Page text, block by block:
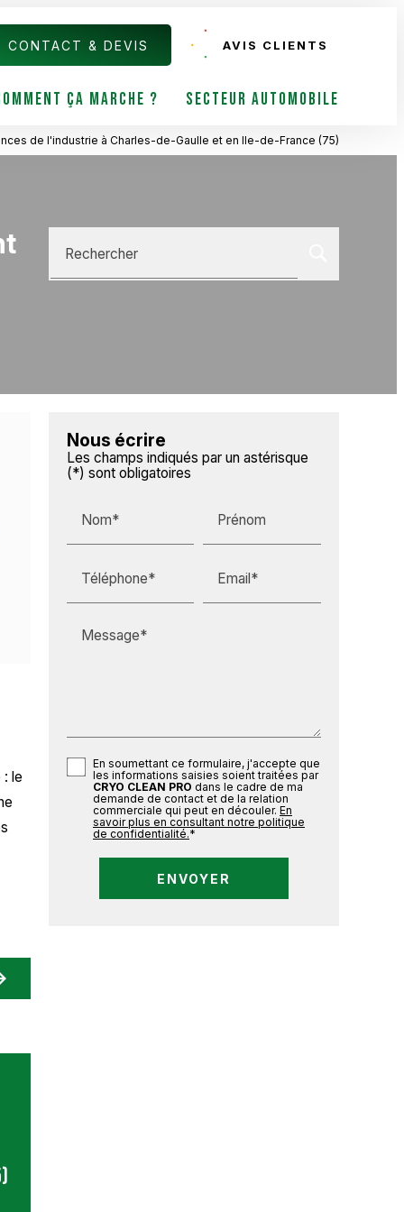
CONTACT & DEVIS AVIS CLIENTS
ÇA MARCHE ? SECTEUR AUTOMOBILE
de l'industrie à Charles-de-Gaulle et en Ile-de-France (75)
Rechercher
: le
Nous écrire
Les champs indiqués par un astérisque
(*) sont obligatoires
Nom* Prénom
Téléphone* Email*
Message*
En soumettant ce formulaire, j'accepte que
les informations saisies soient traitées par
CRYO CLEAN PRO dans le cadre de ma
demande de contact et de la relation
commerciale qui peut en découler. En
savoir plus en consultant notre politique
de confidentialité.*